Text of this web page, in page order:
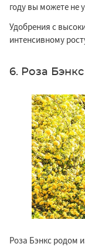
году вы можете не
Удобрения с
интенсивному
6. Роза
Роза Бэнкс родом